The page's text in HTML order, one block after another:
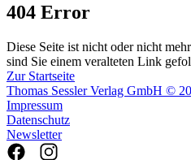
404 Error
Diese Seite ist nicht oder nicht
sind Sie einem veralteten Link
Zur Startseite
Thomas Sessler Verlag GmbH ©
Impressum
Datenschutz
Newsletter